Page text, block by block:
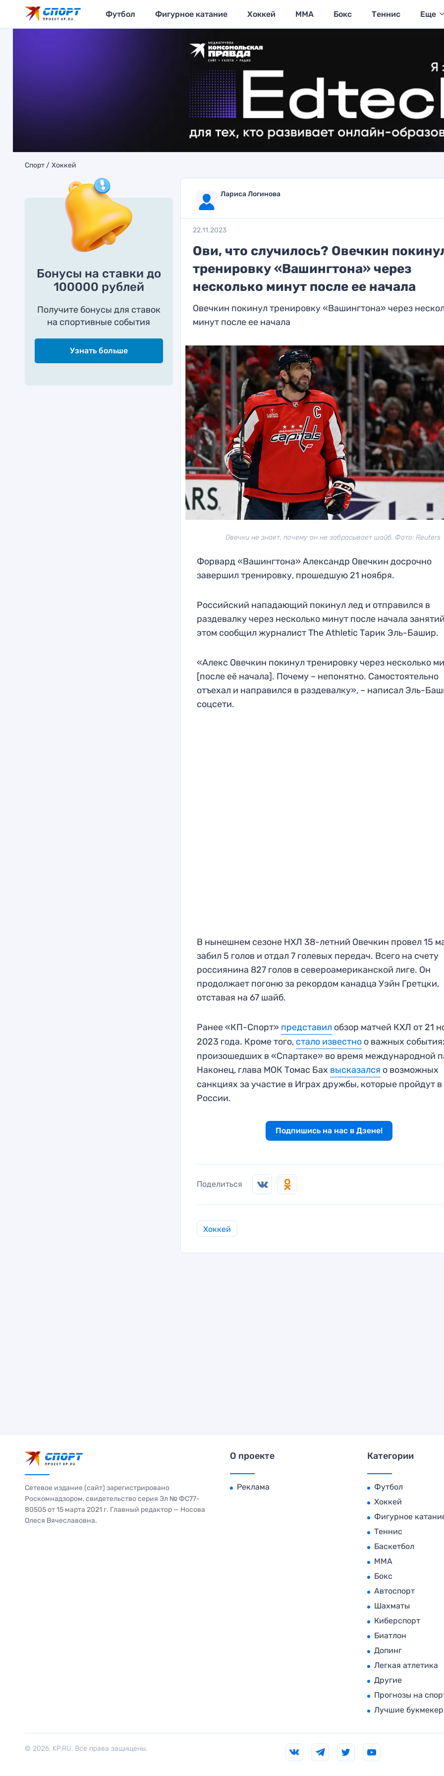
Футбол Фигурное катание Хоккей MMA Бокс Теннис Еще
Спорт Хоккей
Бонусы на ставки до
100000 рублей
Получите бонусы для ставок
на спортивные события
Узнать больше
Лариса Логинова
22.11.2023
Ови, что случилось? Овечкин
тренировку «Вашингтона» через
несколько минут после ее начала
Овечкин покинул тренировку «Вашингтона» через
минут после ее начала
Овечки не знает, почему он не забрасывает шайб. Фото: Reuters
Форвард «Вашингтона» Александр Овечкин досрочно
завершил тренировку, прошедшую 21 ноября.
Российский нападающий покинул лед и отправился в
раздевалку через несколько минут после начала
этом сообщил журналист The Athletic Тарик Эль-Башир.
«Алекс Овечкин покинул тренировку через несколько
[после её начала]. Почему – непонятно. Самостоятельно
отъехал и направился в раздевалку», – написал Эль-
соцсети.
В нынешнем сезоне НХЛ 38-летний Овечкин провел 15
забил 5 голов и отдал 7 голевых передач. Всего на счету
россиянина 827 голов в североамериканской лиге. Он
продолжает погоню за рекордом канадца Уэйн Гретцки,
отставая на 67 шайб.
Ранее «КП-Спорт» представил обзор матчей КХЛ от 21
2023 года. Кроме того, стало известно о важных
произошедших в «Спартаке» во время международной
Наконец, глава МОК Томас Бах высказался о возможных
санкциях за участие в Играх дружбы, которые пройдут в
России.
Подпишись на нас в Дзене!
Поделиться
Хоккей
Сетевое издание (сайт) зарегистрировано
Роскомнадзором, свидетельство серия Эл № ФС77-
80505 от 15 марта 2021 г. Главный редактор — Носова
Олеся Вячеславовна.
О проекте
Реклама
Категории
Футбол
Хоккей
Фигурное
Теннис
Баскетбол
MMA
Бокс
Автоспорт
Шахматы
Киберспорт
Биатлон
Допинг
Легкая атлетика
Другие
Прогнозы на
Лучшие
© 2026. KP.RU. Все права защищены.